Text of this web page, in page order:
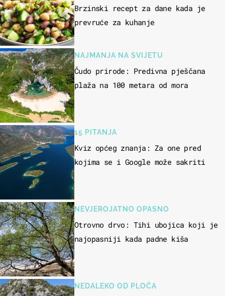
Brzinski recept za dane kada je
prevruće za kuhanje
NAJMANJA NA SVIJETU
Čudo prirode: Predivna pješčana
plaža na 100 metara od mora
15 PITANJA
Kviz općeg znanja: Za one pred
kojima se i Google može sakriti
NEVJEROJATNO OPASNO
Otrovno drvo: Tihi ubojica koji je
najopasniji kada padne kiša
NEDALEKO OD PLOČA